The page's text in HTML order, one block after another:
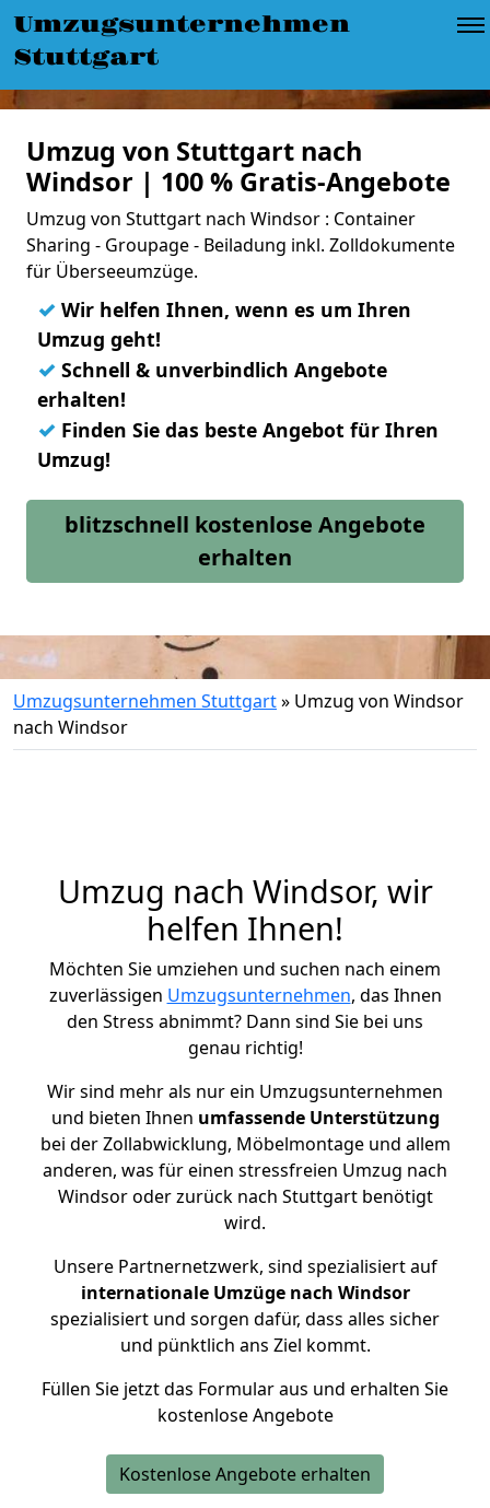
Umzugsunternehmen
Stuttgart
Umzug von Stuttgart nach
Windsor | 100 % Gratis-Angebote
Umzug von Stuttgart nach Windsor : Container
Sharing - Groupage - Beiladung inkl. Zolldokumente
für Überseeumzüge.
✓ Wir helfen Ihnen, wenn es um Ihren
Umzug geht!
✓ Schnell & unverbindlich Angebote
erhalten!
✓ Finden Sie das beste Angebot für Ihren
Umzug!
blitzschnell kostenlose Angebote
erhalten
Umzugsunternehmen Stuttgart» Umzug von Windsor
nach Windsor
Umzug nach Windsor, wir
helfen Ihnen!
Möchten Sie umziehen und suchen nach einem
zuverlässigen Umzugsunternehmen, das Ihnen
den Stress abnimmt? Dann sind Sie bei uns
genau richtig!
Wir sind mehr als nur ein Umzugsunternehmen
und bieten Ihnen umfassende Unterstützung
bei der Zollabwicklung, Möbelmontage und allem
anderen, was für einen stressfreien Umzug nach
Windsor oder zurück nach Stuttgart benötigt
wird.
Unsere Partnernetzwerk, sind spezialisiert auf
internationale Umzüge nach Windsor
spezialisiert und sorgen dafür, dass alles sicher
und pünktlich ans Ziel kommt.
Füllen Sie jetzt das Formular aus und erhalten Sie
kostenlose Angebote
Kostenlose Angebote erhalten